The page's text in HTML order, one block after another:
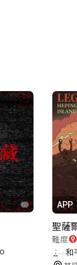
APP
聖薩
難度
和